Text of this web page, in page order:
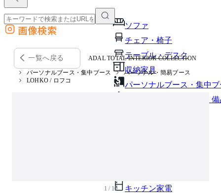
ソファ
チェア・椅子
テーブル・デスク
収納家具
パーソナルブース・集中
オフィスアクセサリー・
キッチン家電
外部サイトの商品をカートに追加
他のサイトで見つけた商品ページのURLを貼り付けて、カートに追加できます
画像検索
一覧へ戻る ADAL TOTAL INTERIOR COLLECTION
パーソナルブース・集中ブース
パーソナル・簡易ブース
LOHKO / ロフコ
1 / 10